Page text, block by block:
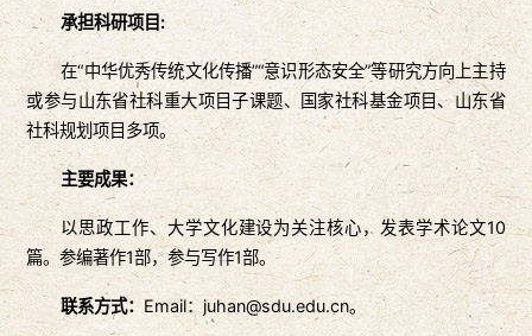
承担科研项目:
在“中华优秀传统文化传播”“意识形态安全”等研究方向上主持
或参与山东省社科重大项目子课题、国家社科基金项目、山东省
社科规划项目多项。
主要成果：
以思政工作、大学文化建设为关注核心，发表学术论文10
篇。参编著作1部，参与写作1部。
联系方式： Email：juhan@sdu.edu.cn。